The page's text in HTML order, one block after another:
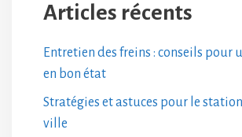
Articles récents
Entretien des freins : conseils pour
en bon état
Stratégies et astuces pour le
ville